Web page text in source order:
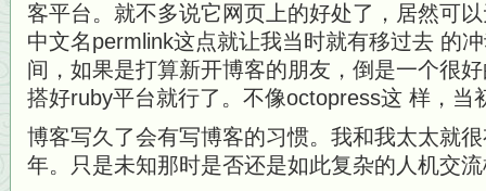
客平台。就不多说它网页上的好处了，居然可
中文名permlink这点就让我当时就有移过去 的
间，如果是打算新开博客的朋友，倒是一个很
搭好ruby平台就行了。不像octopress这 样，当
博客写久了会有写博客的习惯。我和我太太就
年。只是未知那时是否还是如此复杂的人机交